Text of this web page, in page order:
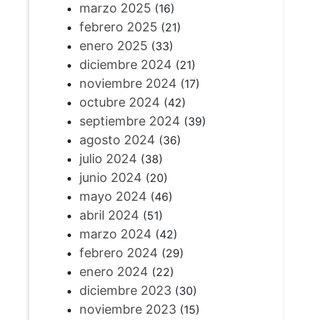
marzo 2025 (16)
febrero 2025 (21)
enero 2025 (33)
diciembre 2024 (21)
noviembre 2024 (17)
octubre 2024 (42)
septiembre 2024 (39)
agosto 2024 (36)
julio 2024 (38)
junio 2024 (20)
mayo 2024 (46)
abril 2024 (51)
marzo 2024 (42)
febrero 2024 (29)
enero 2024 (22)
diciembre 2023(30)
noviembre 2023(15)